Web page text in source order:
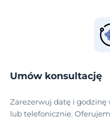
Umów konsultację
Zarezerwuj datę i godzinę
lub telefonicznie.